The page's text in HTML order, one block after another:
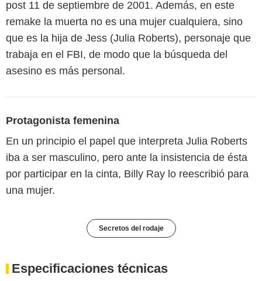
post 11 de septiembre de 2001. Además, en este
remake la muerta no es una mujer cualquiera, sino
que es la hija de Jess (Julia Roberts), personaje que
trabaja en el FBI, de modo que la búsqueda del
asesino es más personal.
Protagonista femenina
En un principio el papel que interpreta Julia Roberts
iba a ser masculino, pero ante la insistencia de ésta
por participar en la cinta, Billy Ray lo reescribió para
una mujer.
Secretos del rodaje
Especificaciones técnicas